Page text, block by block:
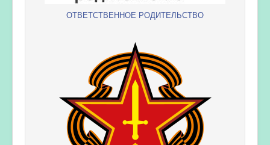
ОТВЕТСТВЕННОЕ РОДИТЕЛЬСТВО